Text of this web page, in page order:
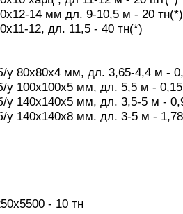
14 мм дл. 9-10,5 м - 20 тн(*)
12, дл. 11,5 - 40 тн(*)
у 80х80х4 мм, дл. 3,65-4,4 м -
у 100х100х5 мм, дл. 5,5 м -
у 140х140х5 мм, дл. 3,5-5 м -
у 140х140х8 мм. дл. 3-5 м -
- 10 тн